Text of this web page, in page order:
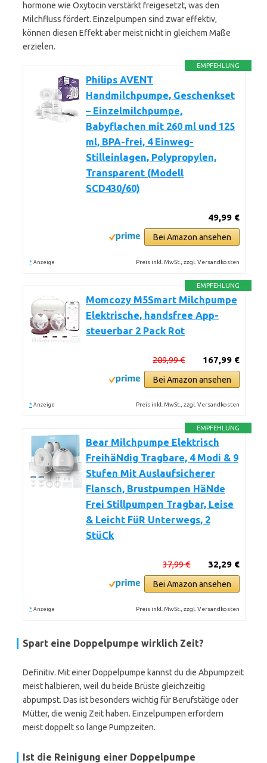
hormone wie Oxytocin verstärkt freigesetzt, was den
Milchfluss fördert. Einzelpumpen sind zwar effektiv,
können diesen Effekt aber meist nicht in gleichem Maße
erzielen.
EMPFEHLUNG
Philips AVENT
Handmilchpumpe, Geschenkset
– Einzelmilchpumpe,
Babyflachen mit 260 ml und 125
ml, BPA-frei, 4 Einweg-
Stilleinlagen, Polypropylen,
Transparent (Modell
SCD430/60)
49,99 €
Bei Amazon ansehen
* Anzeige Preis inkl. MwSt., zzgl. Versandkosten
EMPFEHLUNG
Momcozy M5Smart Milchpumpe
Elektrische, handsfree App-
steuerbar 2 Pack Rot
167,99 €
209,99 €
Bei Amazon ansehen
* Anzeige Preis inkl. MwSt., zzgl. Versandkosten
EMPFEHLUNG
Bear Milchpumpe Elektrisch
FreihäNdig Tragbare, 4 Modi & 9
Stufen Mit Auslaufsicherer
Flansch, Brustpumpen HäNde
Frei Stillpumpen Tragbar, Leise
& Leicht FüR Unterwegs, 2
StüCk
32,29 €
37,99 €
Bei Amazon ansehen
* Anzeige Preis inkl. MwSt., zzgl. Versandkosten
Spart eine Doppelpumpe wirklich Zeit?
Definitiv. Mit einer Doppelpumpe kannst du die Abpumpzeit
meist halbieren, weil du beide Brüste gleichzeitig
abpumpst. Das ist besonders wichtig für Berufstätige oder
Mütter, die wenig Zeit haben. Einzelpumpen erfordern
meist doppelt so lange Pumpzeiten.
Ist die Reinigung einer Doppelpumpe